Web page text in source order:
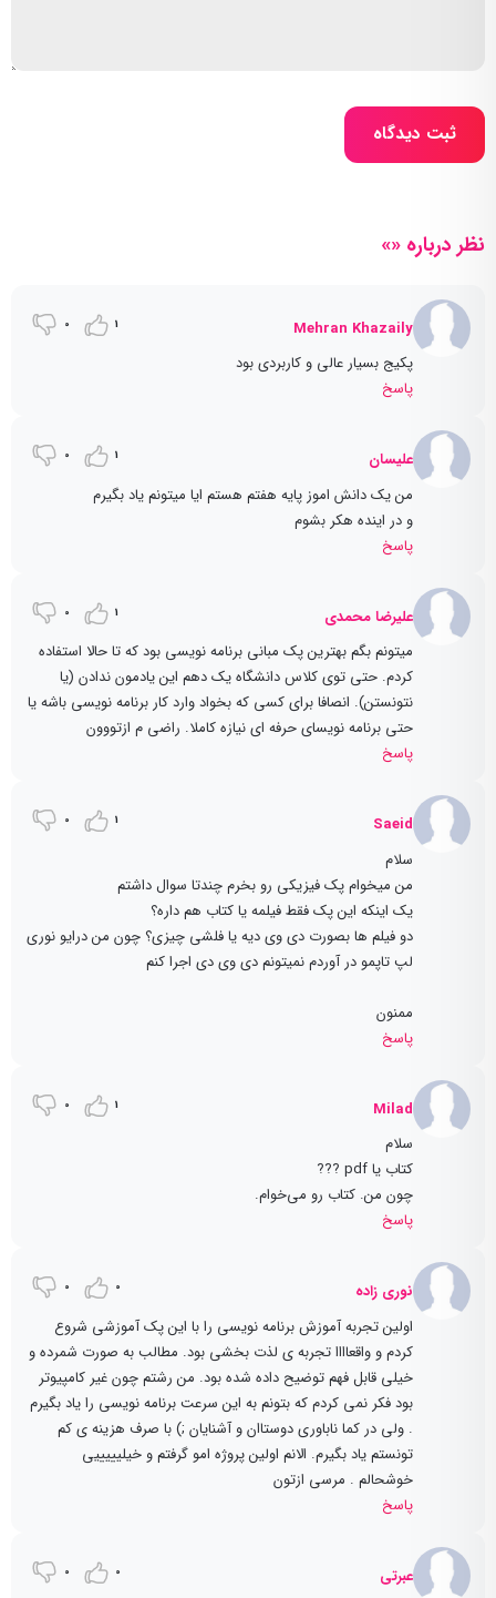
ثبت دیدگاه
نظر درباره «»
Mehran Khazaily
1
0
پکیج بسیار عالی و کاربردی بود
پاسخ
علیسان 1
0
من یک دانش اموز پایه هفتم هستم ایا میتونم یاد بگیرم
و در اینده هکر بشوم
پاسخ
علیرضا محمدی 1
0
میتونم بگم بهترین پک مبانی برنامه نویسی بود که تا حالا استفاده
کردم. حتی توی کلاس دانشگاه یک دهم این یادمون ندادن (یا
نتونستن). انصافا برای کسی که بخواد وارد کار برنامه نویسی باشه یا
حتی برنامه نویسای حرفه ای نیازه کاملا. راضی م ازتووون
پاسخ
Saeid
1
0
سلام
من میخوام پک فیزیکی رو بخرم چندتا سوال داشتم
یک اینکه این پک فقط فیلمه یا کتاب هم داره؟
دو فیلم ها بصورت دی وی دیه یا فلشی چیزی؟ چون من درایو نوری
لپ تاپمو در آوردم نمیتونم دی وی دی اجرا کنم
ممنون
پاسخ
Milad
1
0
سلام
کتاب یا pdf ???
چون من. کتاب رو می‌خوام.‌
پاسخ
نوری زاده 0
0
اولین تجربه آموزش برنامه نویسی را با این پک آموزشی شروع
کردم و واقعاااا تجربه ی لذت بخشی بود. مطالب به صورت شمرده و
خیلی قابل فهم توضیح داده شده بود. من رشتم چون غیر کامپیوتر
بود فکر نمی کردم که بتونم به این سرعت برنامه نویسی را یاد بگیرم
. ولی در کما ناباوری دوستاان و آشنایان ;) با صرف هزینه ی کم
تونستم یاد بگیرم. الانم اولین پروژه امو گرفتم و خیلیییییی
خوشحالم . مرسی ازتون
پاسخ
عبرتی 0
0